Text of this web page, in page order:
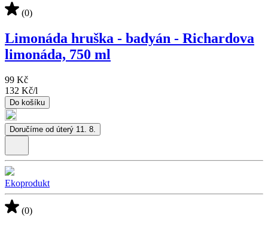
(0)
Limonáda hruška - badyán - Richardova
limonáda, 750 ml
99 Kč
132 Kč/l
Do košíku
Doručíme od úterý 11. 8.
Ekoprodukt
(0)